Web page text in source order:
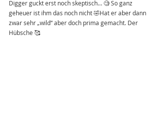
Digger guckt erst noch skeptisch… 🧐 So ganz
geheuer ist ihm das noch nicht 🤣Hat er aber dann
zwar sehr „wild“ aber doch prima gemacht. Der
Hübsche 🥰